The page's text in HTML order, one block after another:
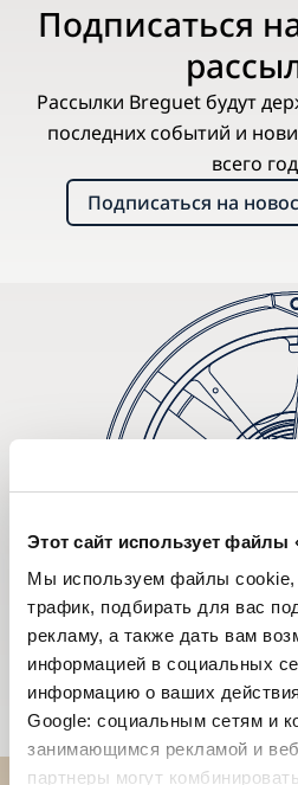
Этот сайт использует файлы
Мы используем файлы cookie,
трафик, подбирать для вас
рекламу, а также дать вам
информацией в социальных
информацию о ваших
Google: социальным сетям и
занимающимся рекламой и
партнеры могут
Подписаться
Рассылки Breguet будут
последних событий и
всего
Подписаться на